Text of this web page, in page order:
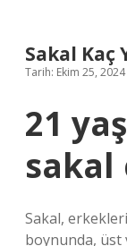
Sakal Kaç
Tarih: Ekim 25, 2024
21
sakal
Sakal,
boynunda, üst